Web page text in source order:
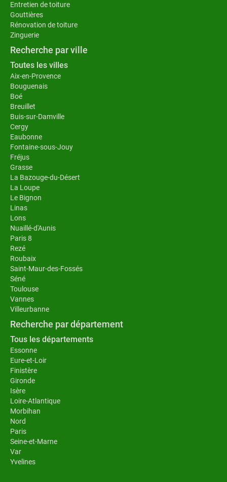
Entretien de toiture
Gouttières
Rénovation de toiture
Zinguerie
Recherche par ville
Toutes les villes
Aix-en-Provence
Bouguenais
Boé
Breuillet
Buis-sur-Damville
Cergy
Eaubonne
Fontaine-sous-Jouy
Fréjus
Grasse
La Bazouge-du-Désert
La Loupe
Le Bignon
Linas
Lons
Nuaillé-d'Aunis
Paris 8
Rezé
Roubaix
Saint-Maur-des-Fossés
Séné
Toulouse
Vannes
Villeurbanne
Recherche par département
Tous les départements
Essonne
Eure-et-Loir
Finistère
Gironde
Isère
Loire-Atlantique
Morbihan
Nord
Paris
Seine-et-Marne
Var
Yvelines